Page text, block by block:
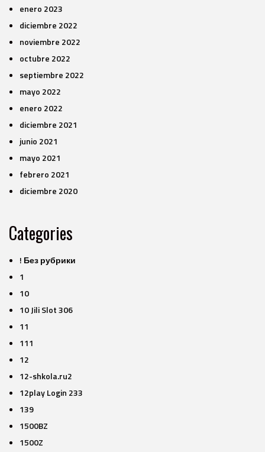
enero 2023
diciembre 2022
noviembre 2022
octubre 2022
septiembre 2022
mayo 2022
enero 2022
diciembre 2021
junio 2021
mayo 2021
febrero 2021
diciembre 2020
Categories
! Без рубрики
1
10
10 Jili Slot 306
11
111
12
12-shkola.ru2
12play Login 233
139
1500BZ
1500Z